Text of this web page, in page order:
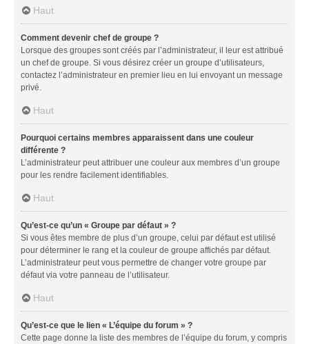
Haut
Comment devenir chef de groupe ?
Lorsque des groupes sont créés par l’administrateur, il leur est attribué
un chef de groupe. Si vous désirez créer un groupe d’utilisateurs,
contactez l’administrateur en premier lieu en lui envoyant un message
privé.
Haut
Pourquoi certains membres apparaissent dans une couleur
différente ?
L’administrateur peut attribuer une couleur aux membres d’un groupe
pour les rendre facilement identifiables.
Haut
Qu’est-ce qu’un « Groupe par défaut » ?
Si vous êtes membre de plus d’un groupe, celui par défaut est utilisé
pour déterminer le rang et la couleur de groupe affichés par défaut.
L’administrateur peut vous permettre de changer votre groupe par
défaut via votre panneau de l’utilisateur.
Haut
Qu’est-ce que le lien « L’équipe du forum » ?
Cette page donne la liste des membres de l’équipe du forum, y compris